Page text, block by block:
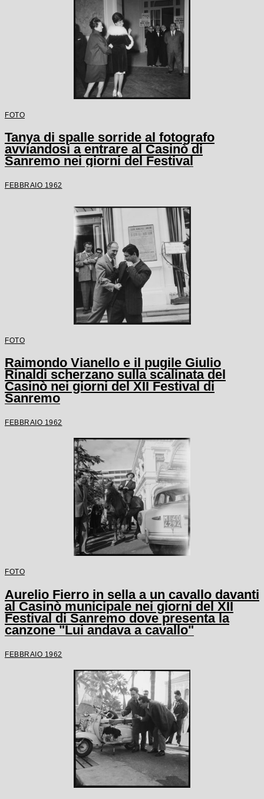
FOTO
Tanya di spalle sorride al fotografo
avviandosi a entrare al Casinò di
Sanremo nei giorni del Festival
FEBBRAIO 1962
FOTO
Raimondo Vianello e il pugile Giulio
Rinaldi scherzano sulla scalinata del
Casinò nei giorni del XII Festival di
Sanremo
FEBBRAIO 1962
FOTO
Aurelio Fierro in sella a un cavallo davanti
al Casinò municipale nei giorni del XII
Festival di Sanremo dove presenta la
canzone "Lui andava a cavallo"
FEBBRAIO 1962